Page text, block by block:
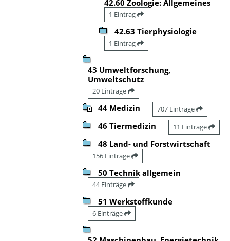
42.60 Zoologie: Allgemeines
1 Eintrag
42.63 Tierphysiologie
1 Eintrag
43 Umweltforschung,
Umweltschutz
20 Einträge
44 Medizin 707 Einträge
46 Tiermedizin 11 Einträge
48 Land- und Forstwirtschaft
156 Einträge
50 Technik allgemein
44 Einträge
51 Werkstoffkunde
6 Einträge